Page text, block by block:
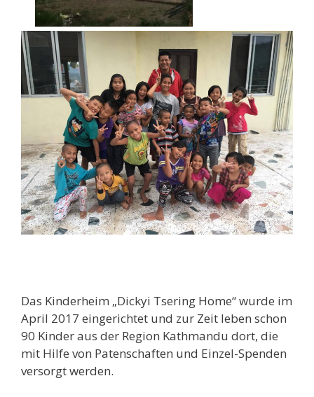
Das Kinderheim „Dickyi Tsering Home“ wurde im
April 2017 eingerichtet und zur Zeit leben schon
90 Kinder aus der Region Kathmandu dort, die
mit Hilfe von Patenschaften und Einzel-Spenden
versorgt werden.